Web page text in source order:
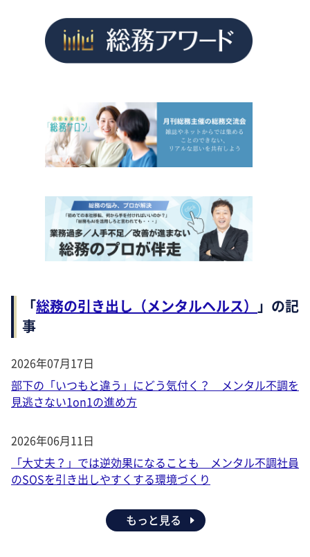
「総務の引き出し（メンタルヘルス） 」の記
事
2026年07月17日
部下の「いつもと違う」にどう気付く？ メンタル不調を
見逃さない1on1の進め方
2026年06月11日
「大丈夫？」では逆効果になることも メンタル不調社員
のSOSを引き出しやすくする環境づくり
もっと見る